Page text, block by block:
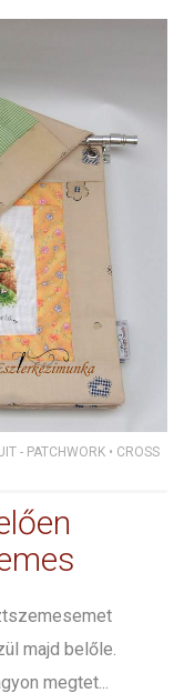
- PATCHWORK • CROSS
majd belőle.
megtet...